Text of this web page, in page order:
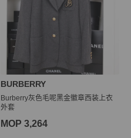
BURBERRY
Burberry灰色毛呢黑金徽章西装上衣
外套
MOP 3,264